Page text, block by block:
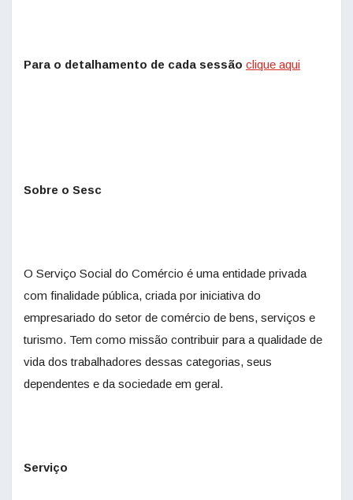
Para o detalhamento de cada sessão clique aqui
Sobre o Sesc
O Serviço Social do Comércio é uma entidade privada
com finalidade pública, criada por iniciativa do
empresariado do setor de comércio de bens, serviços e
turismo. Tem como missão contribuir para a qualidade de
vida dos trabalhadores dessas categorias, seus
dependentes e da sociedade em geral.
Serviço